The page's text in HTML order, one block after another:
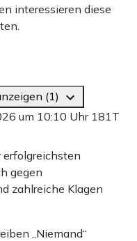
interessieren diese
(1)
um 10:10 Uhr 181T
erfolgreichsten
gegen
zahlreiche Klagen
„Niemand“